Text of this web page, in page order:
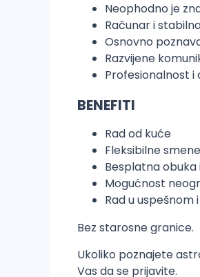
Neophodno je
Računar i
Osnovno
Razvijene
Profesionalnost i
BENEFITI
Rad od kuće
Fleksibilne smene
Besplatna
Mogućnost
Rad u
Bez starosne granice.
Ukoliko poznajete
Vas da se prijavite.